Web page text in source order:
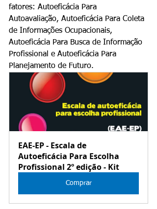
fatores: Autoeficácia Para
Autoavaliação, Autoeficácia Para Coleta
de Informações Ocupacionais,
Autoeficácia Para Busca de Informação
Profissional e Autoeficácia Para
Planejamento de Futuro.
EAE-EP - Escala de
Autoeficácia Para Escolha
Profissional 2º edição - Kit
Comprar